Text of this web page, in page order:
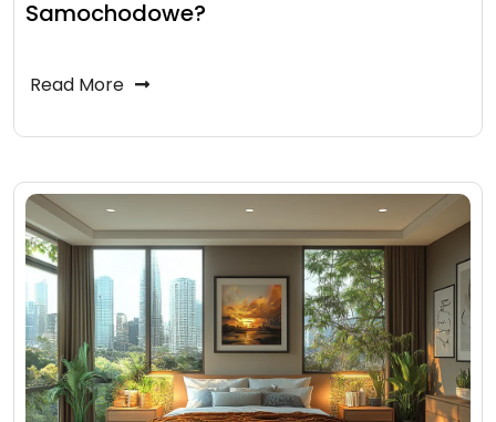
Samochodowe?
Read More